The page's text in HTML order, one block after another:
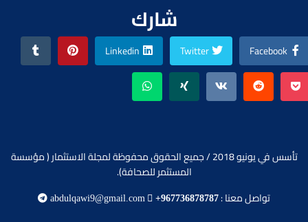
شارك
Facebook
Twitter
Linkedin
تأسس في يونيو 2018 / جميع الحقوق محفوظة لمجلة الاستثمار ( مؤسسة
المستثمر للصحافة).
تواصل معنا : +967736878787
abdulqawi9@gmail.com